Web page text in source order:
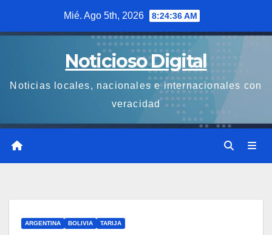
Mié. Ago 5th, 2026 8:24:36 AM
Noticioso Digital
Noticias locales, nacionales e internacionales con
veracidad
ARGENTINA BOLIVIA TARIJA